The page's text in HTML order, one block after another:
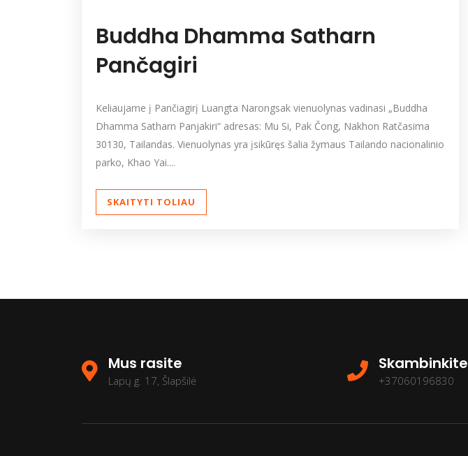
Buddha Dhamma Satharn
Pančagiri
Keliaujame į Pančiagirį Luangta Narongsak vienuolynas vadinasi „Buddha
Dhamma Satharn Panjakiri“ adresas: Mu Si, Pak Čong, Nakhon Ratčasima
30130, Tailandas. Vienuolynas yra įsikūręs šalia žymaus Tailando nacionalinio
parko, Khao Yai....
SKAITYTI TOLIAU
Mus rasite
Lapų g. 17, Šlapšilė
Skambinkite
+37060196830